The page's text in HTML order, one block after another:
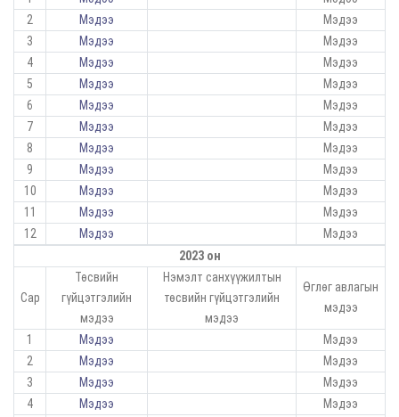
2
Мэдээ
Мэдээ
3
Мэдээ
Мэдээ
4
Мэдээ
Мэдээ
5
Мэдээ
Мэдээ
6
Мэдээ
Мэдээ
7
Мэдээ
Мэдээ
8
Мэдээ
Мэдээ
9
Мэдээ
Мэдээ
10
Мэдээ
Мэдээ
11
Мэдээ
Мэдээ
12
Мэдээ
Мэдээ
2023 он
Сар
Төсвийн
гүйцэтгэлийн
мэдээ
Нэмэлт санхүүжилтын
төсвийн гүйцэтгэлийн
мэдээ
Өглөг авлагын
мэдээ
1 Мэдээ
Мэдээ
2
Мэдээ
Мэдээ
3
Мэдээ
Мэдээ
4
Мэдээ
Мэдээ